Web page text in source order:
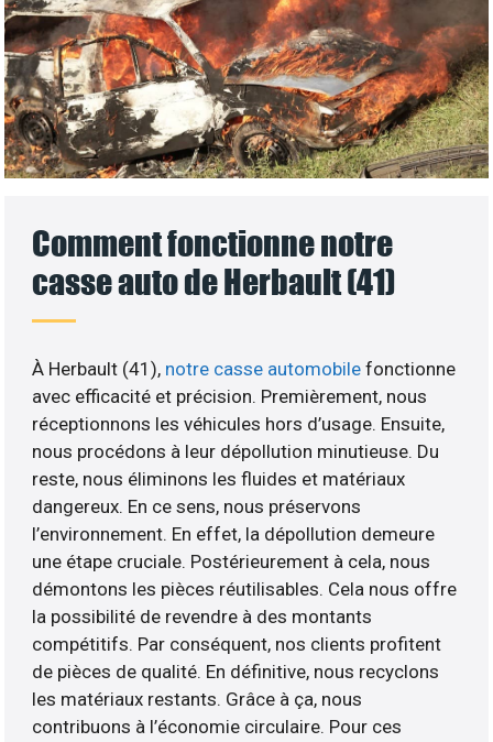
Comment fonctionne notre
casse auto de Herbault (41)
À Herbault (41), notre casse automobilefonctionne
avec efficacité et précision. Premièrement, nous
réceptionnons les véhicules hors d’usage. Ensuite,
nous procédons à leur dépollution minutieuse. Du
reste, nous éliminons les fluides et matériaux
dangereux. En ce sens, nous préservons
l’environnement. En effet, la dépollution demeure
une étape cruciale. Postérieurement à cela, nous
démontons les pièces réutilisables. Cela nous offre
la possibilité de revendre à des montants
compétitifs. Par conséquent, nos clients profitent
de pièces de qualité. En définitive, nous recyclons
les matériaux restants. Grâce à ça, nous
contribuons à l’économie circulaire. Pour ces